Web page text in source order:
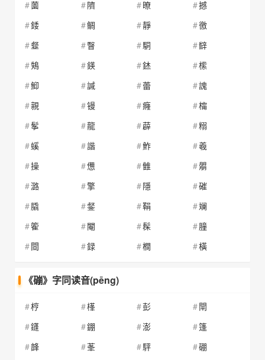
薗
隮 暸
撼
錗
鲷 靜
徼
韰
瞖 駧
辥
鴩
鍈 錰
橴
鮣
諴 蕾
謉
親
镘 癃
橣
鬇
龍 薜
糑
螇
諧 鮓
羲
操
憊 雔
朤
潞
擎 隱
磪
膬
錖 鞙
斓
篧
閹 髹
膧
閸
録 橺 橫
《磞》字同读音(pēng)
梈 樥 彭
閛
鑝
錋 澎
篷
韸
莑 駍
硼